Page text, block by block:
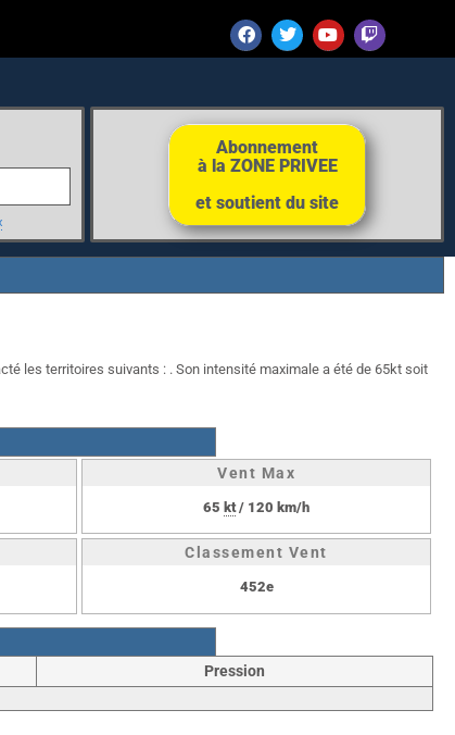
Abonnement
à la ZONE PRIVEE
et soutient du site
les territoires suivants : . Son intensité maximale a été de 65kt soit
Vent Max
65 kt/ 120 km/h
Classement Vent
452e
Pression